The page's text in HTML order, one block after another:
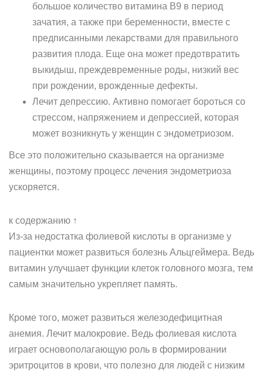
большое количество витамина B9 в период
зачатия, а также при беременности, вместе с
предписанными лекарствами для правильного
развития плода. Еще она может предотвратить
выкидыш, преждевременные роды, низкий вес
при рождении, врожденные дефекты.
Лечит депрессию. Активно помогает бороться со
стрессом, напряжением и депрессией, которая
может возникнуть у женщин с эндометриозом.
Все это положительно сказывается на организме
женщины, поэтому процесс лечения эндометриоза
ускоряется.
к содержанию ↑
Из-за недостатка фолиевой кислоты в организме у
пациентки может развиться болезнь Альцгеймера. Ведь
витамин улучшает функции клеток головного мозга, тем
самым значительно укрепляет память.
Кроме того, может развиться железодефицитная
анемия. Лечит малокровие. Ведь фолиевая кислота
играет основополагающую роль в формировании
эритроцитов в крови, что полезно для людей с низким